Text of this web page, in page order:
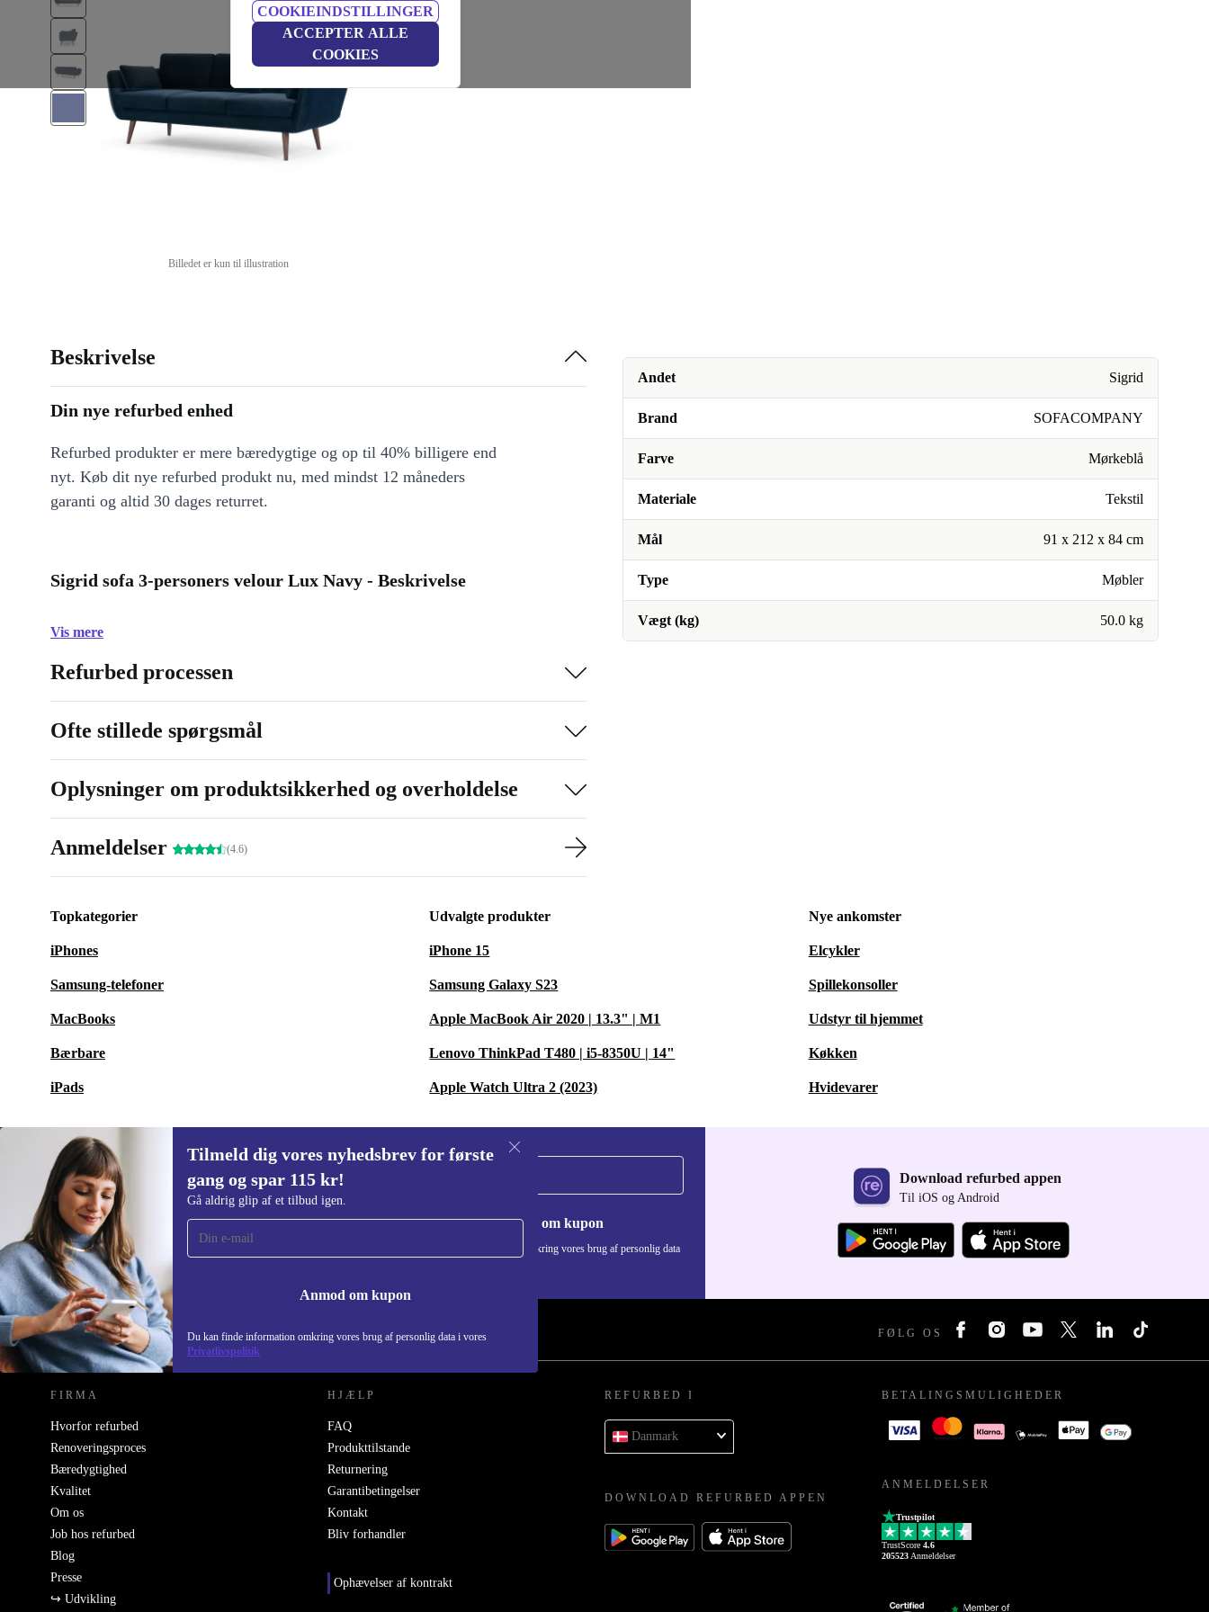
COOKIEINDSTILLINGER
ACCEPTER ALLE
COOKIES
Billedet er kun til illustration
Andet Sigrid
Brand SOFACOMPANY
Farve Mørkeblå
Materiale Tekstil
Mål 91 x 212 x 84 cm
Type Møbler
Vægt (kg) 50.0 kg
Beskrivelse
Din nye refurbed enhed
Refurbed produkter er mere bæredygtige og op til 40% billigere end
nyt. Køb dit nye refurbed produkt nu, med mindst 12 måneders
garanti og altid 30 dages returret.
Sigrid sofa 3-personers velour Lux Navy - Beskrivelse
Vis mere
Refurbed processen
Ofte stillede spørgsmål
Oplysninger om produktsikkerhed og overholdelse
Anmeldelser (4.6)
Topkategorier
iPhones
Samsung-telefoner
MacBooks
Bærbare
iPads
Udvalgte produkter
iPhone 15
Samsung Galaxy S23
Apple MacBook Air 2020 | 13.3" | M1
Lenovo ThinkPad T480 | i5-8350U | 14"
Apple Watch Ultra 2 (2023)
Nye ankomster
Elcykler
Spillekonsoller
Udstyr til hjemmet
Køkken
Hvidevarer
Tilmeld dig vores nyhedsbrev for første
gang og spar 115 kr!
Gå aldrig glip af et tilbud igen.
Anmod om kupon
Du kan finde information omkring vores brug af personlig data i vores
Privatlivspolitik
Tilmeld dig vores nyhedsbrev for første
gang og spar 115 kr!
Gå aldrig glip af et tilbud igen.
Anmod om kupon
Du kan finde information omkring vores brug af personlig data
Download refurbed appen
Til iOS og Android
REFURBED DANMARK - RETHINK NEW. FØLG OS
FIRMA
Hvorfor refurbed
Renoveringsproces
Bæredygtighed
Kvalitet
Om os
Job hos refurbed
Blog
Presse
↪ Udvikling
HJÆLP
FAQ
Produkttilstande
Returnering
Garantibetingelser
Kontakt
Bliv forhandler
Ophævelser af kontrakt
REFURBED I
Danmark
DOWNLOAD REFURBED APPEN
BETALINGSMULIGHEDER
ANMELDELSER
Trustpilot
TrustScore 4.6
205523 Anmeldelser